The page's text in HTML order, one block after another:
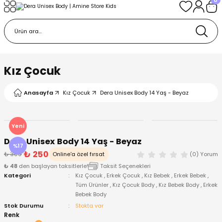
Kız Çocuk
Anasayfa Kız Çocuk Dera Unisex Body 14 Yaş - Beyaz
Yeni
%17
Dera Unisex Body 14 Yaş - Beyaz
₺ 300 ₺ 250 Online'a özel fırsat
(0) Yorum
₺ 48 den başlayan taksitlerle!
Taksit Seçenekleri
Kategori
Kız Çocuk , Erkek Çocuk , Kız Bebek , Erkek Bebek ,
Tüm Ürünler , Kız Çocuk Body , Kız Bebek Body , Erkek
Bebek Body
Stok Durumu
Stokta var
Renk
Giyim
Bere ve Eldiven
Bere ve Eldiven
Body
ve Patik
Çıkışı ve Zıbın Seti
Ürünleri